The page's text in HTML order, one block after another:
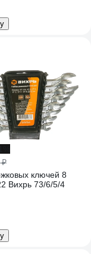
₽
ключей 8
Вихрь 73/6/5/4